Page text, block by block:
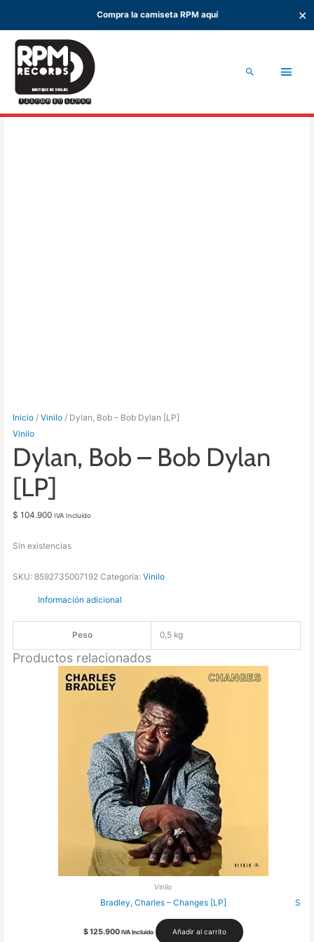
Compra la camiseta RPM aquí ✕
contenido
Buscar
Inicio /Vinilo / Dylan, Bob – Bob Dylan [LP]
Vinilo
Dylan, Bob – Bob Dylan
[LP]
$ 104.900 IVA Incluido
Sin existencias
SKU:8592735007192 Categoría:Vinilo
Información adicional
Peso 0,5 kg
Productos relacionados
Vinilo
Bradley, Charles – Changes [LP]
$125.900 IVA Incluido Añadir al carrito